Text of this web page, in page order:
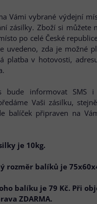
Vámi vybrané výdejní
zásilky. Zboží si můžete
po celé České
uvedeno, zda je možné
platba v hotovosti,
bude informovat SMS
Vaši zásilku,
balíček připraven na
je 10kg.
rozměr balíků je
balíku je 79 Kč. Při
ZDARMA.